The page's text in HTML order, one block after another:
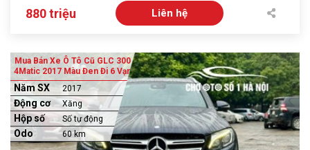
880 triệu Liên hệ
Mua Bán Xe Ô Tô Cũ GLC 300
4Matic 2017 Màu Đen Đi 6 Vạn
Năm SX 2017
Động cơ Xăng
Hộp số Số tự động
Odo 60 km